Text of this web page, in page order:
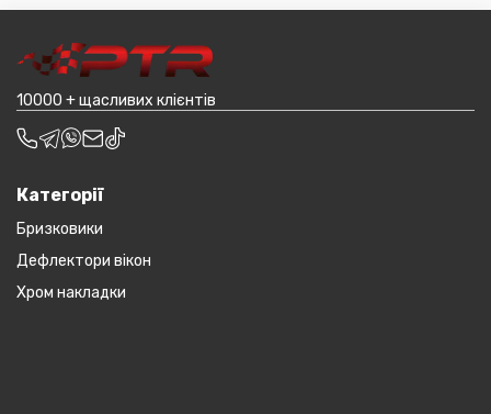
транспортування до місцявидачі (уточнювати з
10000 + щасливих клієнтів
Категорії
Бризковики
Дефлектори вікон
Хром накладки